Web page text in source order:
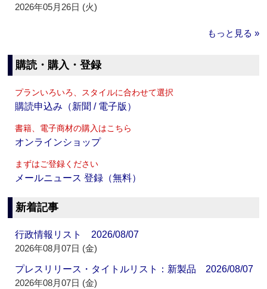
2026年05月26日 (火)
もっと見る »
購読・購入・登録
プランいろいろ、スタイルに合わせて選択
購読申込み（新聞 / 電子版）
書籍、電子商材の購入はこちら
オンラインショップ
まずはご登録ください
メールニュース 登録（無料）
新着記事
行政情報リスト 2026/08/07
2026年08月07日 (金)
プレスリリース・タイトルリスト：新製品 2026/08/07
2026年08月07日 (金)